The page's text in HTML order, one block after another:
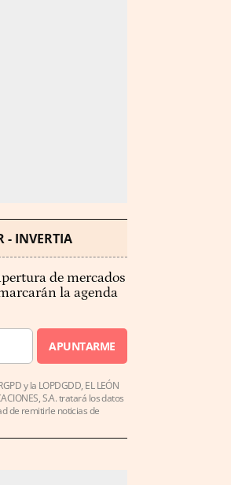
- INVERTIA
de mercados
la agenda
APUNTARME
y la LOPDGDD, EL LEÓN
S.A. tratará los datos
de remitirle noticias de